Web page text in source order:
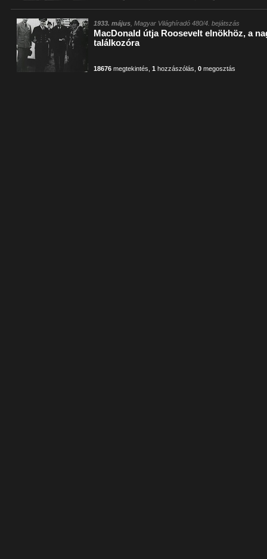
1933. május , Magyar Világhíradó 480/4. bejátszás
MacDonald útja Roosevelt elnökhöz, a
találkozóra
18676 megtekintés ,1 hozzászólás ,0 megosztás